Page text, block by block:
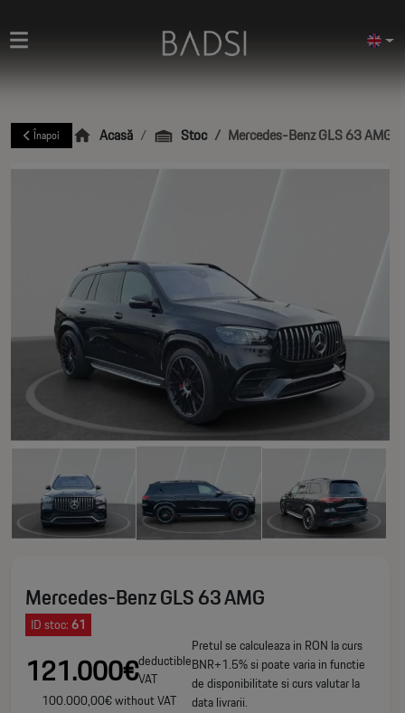
Înapoi Acasă Stoc Mercedes-Benz GLS 63 AMG
Mercedes-Benz GLS 63 AMG
ID stoc:61
121.000€deductible
VAT
100.000,00€ without VAT
Pretul se calculeaza in RON la curs
BNR+1.5% si poate varia in functie
de disponibilitate si curs valutar la
data livrarii.